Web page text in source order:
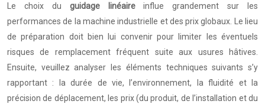
Le choix du guidage linéaireinflue grandement sur les
performances de la machine industrielle et des prix globaux. Le lieu
de préparation doit bien lui convenir pour limiter les éventuels
risques de remplacement fréquent suite aux usures hâtives.
Ensuite, veuillez analyser les éléments techniques suivants s’y
rapportant : la durée de vie, l’environnement, la fluidité et la
précision de déplacement, les prix (du produit, de l’installation et du